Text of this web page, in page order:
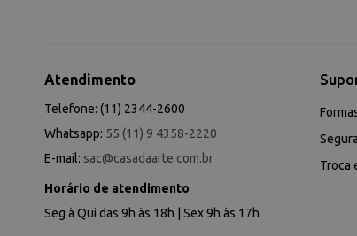
Atendimento
Telefone: (11) 2344-2600
Whatsapp: 55 (11) 9 4358-2220
E-mail: sac@casadaarte.com.br
Horário de atendimento
Seg à Qui das 9h às 18h | Sex 9h às 17h
Troca